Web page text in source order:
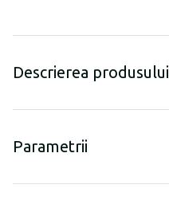
Descrierea produsului
Parametrii